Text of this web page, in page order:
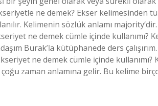
ne demek? Ekser kelimesinden
Kelimenin sözlük anlamı
ne demek cümle içinde kullanımı?
Burak’la kütüphanede ders
ne demek cümle içinde kullanımı?
zaman anlamına gelir. Bu kelime